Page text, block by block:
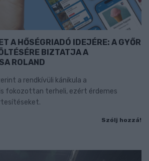
A HŐSÉGRIADÓ IDEJÉRE: A GYŐR
BIZTATJA A
ROLAND
a rendkívüli kánikula a
fokozottan terheli, ezért érdemes
Szólj hozzá!